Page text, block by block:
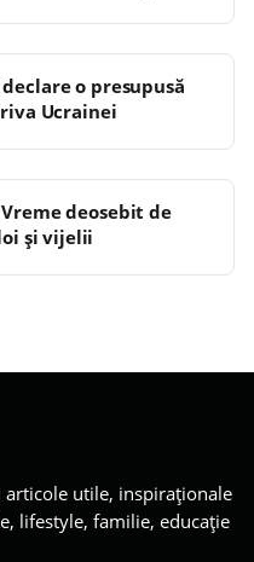
o presupusă
Ucrainei
deosebit de
și vijelii
articole utile, inspiraționale
lifestyle, familie, educație